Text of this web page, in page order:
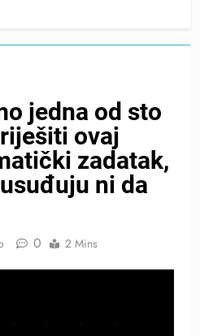
jedna od sto
ovaj
zadatak,
ni da
0 2 Mins